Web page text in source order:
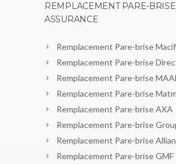
REMPLACEMENT PARE-BRISE
ASSURANCE
Remplacement Pare-brise Macif
Remplacement Pare-brise
Remplacement Pare-brise
Remplacement Pare-brise
Remplacement Pare-brise AXA
Remplacement Pare-brise
Remplacement Pare-brise
Remplacement Pare-brise GMF